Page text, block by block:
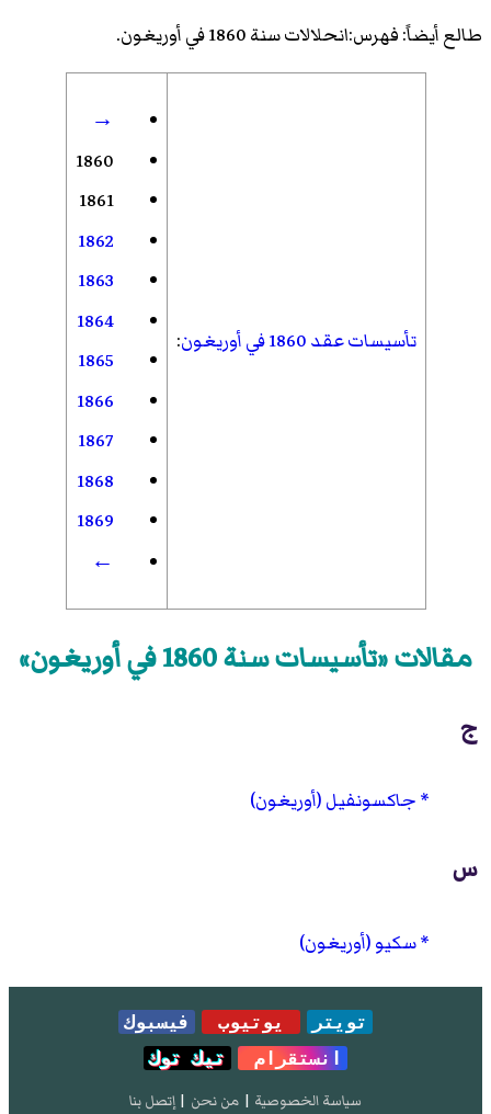
طالع أيضاً:فهرس:انحلالات سنة 1860 في أوريغون .
تأسيسات عقد 1860 في أوريغون :
→
1860
1861
1862
1863
1864
1865
1866
1867
1868
1869
←
مقالات «تأسيسات سنة 1860 في أوريغون»
ج
جاكسونفيل (أوريغون)
س
سكيو (أوريغون)
تويتر يوتيوب
فيسبوك
انستقرام
تيك توك
سياسة الخصوصية | من نحن | إتصل بنا